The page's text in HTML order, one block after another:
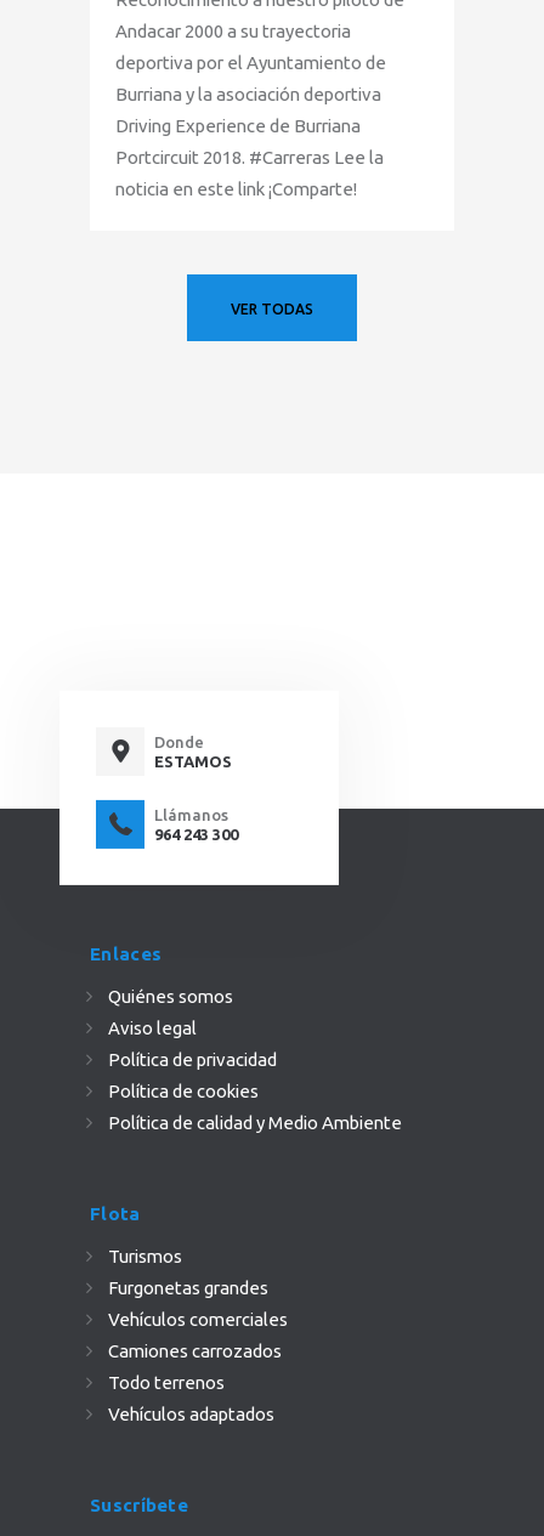
Andacar 2000 a su trayectoria
deportiva por el Ayuntamiento de
Burriana y la asociación deportiva
Driving Experience de Burriana
Portcircuit 2018. #Carreras Lee la
noticia en este link ¡Comparte!
VER TODAS
Donde
ESTAMOS
Llámanos
964 243 300
Enlaces
Quiénes somos
Aviso legal
Política de privacidad
Política de cookies
Política de calidad y Medio Ambiente
Flota
Turismos
Furgonetas grandes
Vehículos comerciales
Camiones carrozados
Todo terrenos
Vehículos adaptados
Suscríbete